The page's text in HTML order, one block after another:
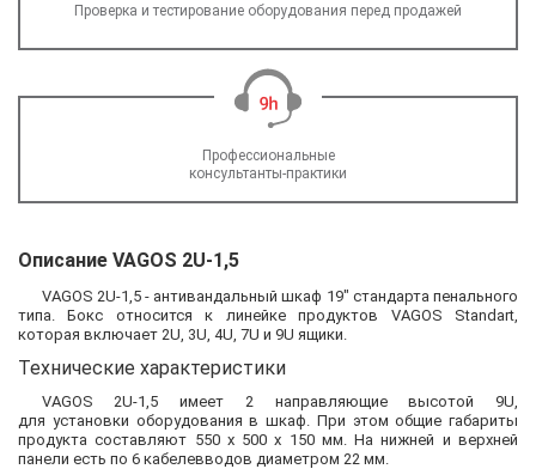
Проверка и тестирование оборудования перед продажей
Профессиональные
консультанты-практики
Описание VAGOS 2U-1,5
VAGOS 2U-1,5 - антивандальный шкаф 19" стандарта пенального
типа. Бокс относится к линейке продуктов VAGOS Standart,
которая включает 2U, 3U, 4U, 7U и 9U ящики.
Технические характеристики
VAGOS 2U-1,5 имеет 2 направляющие высотой 9U,
для установки оборудования в шкаф. При этом общие габариты
продукта составляют 550 х 500 х 150 мм. На нижней и верхней
панели есть по 6 кабелевводов диаметром 22 мм.